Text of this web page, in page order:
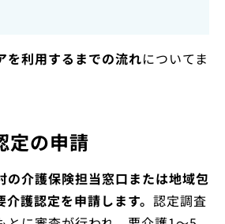
を利用するまでの流れについてま
定の申請
の介護保険担当窓口または地域包
護認定を申請します。 認定調査